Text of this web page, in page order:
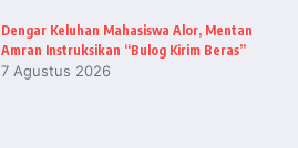
Dengar Keluhan Mahasiswa Alor, Mentan
Amran Instruksikan “Bulog Kirim Beras”
7 Agustus 2026